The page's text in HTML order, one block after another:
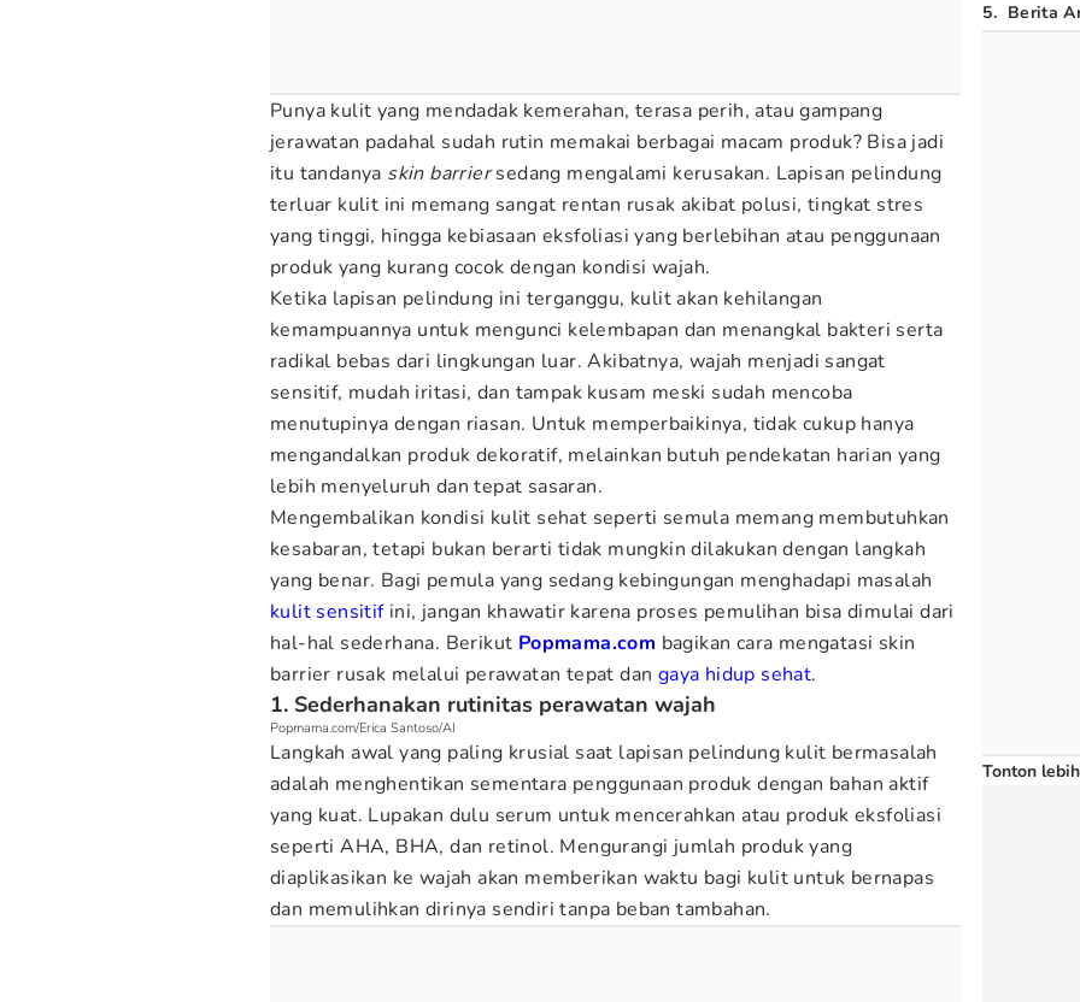
Punya kulit yang mendadak kemerahan, terasa perih, atau gampang
jerawatan padahal sudah rutin memakai berbagai macam produk? Bisa jadi
itu tandanya skin barriersedang mengalami kerusakan. Lapisan pelindung
terluar kulit ini memang sangat rentan rusak akibat polusi, tingkat stres
yang tinggi, hingga kebiasaan eksfoliasi yang berlebihan atau penggunaan
produk yang kurang cocok dengan kondisi wajah.
Ketika lapisan pelindung ini terganggu, kulit akan kehilangan
kemampuannya untuk mengunci kelembapan dan menangkal bakteri serta
radikal bebas dari lingkungan luar. Akibatnya, wajah menjadi sangat
sensitif, mudah iritasi, dan tampak kusam meski sudah mencoba
menutupinya dengan riasan. Untuk memperbaikinya, tidak cukup hanya
mengandalkan produk dekoratif, melainkan butuh pendekatan harian yang
lebih menyeluruh dan tepat sasaran.
Mengembalikan kondisi kulit sehat seperti semula memang membutuhkan
kesabaran, tetapi bukan berarti tidak mungkin dilakukan dengan langkah
yang benar. Bagi pemula yang sedang kebingungan menghadapi masalah
kulit sensitifini, jangan khawatir karena proses pemulihan bisa dimulai dari
hal-hal sederhana. Berikut Popmama.com bagikan cara mengatasi skin
barrier rusak melalui perawatan tepat dan gaya hidup sehat.
1. Sederhanakan rutinitas perawatan wajah
Popmama.com/Erica Santoso/AI
Langkah awal yang paling krusial saat lapisan pelindung kulit bermasalah
adalah menghentikan sementara penggunaan produk dengan bahan aktif
yang kuat. Lupakan dulu serum untuk mencerahkan atau produk eksfoliasi
seperti AHA, BHA, dan retinol. Mengurangi jumlah produk yang
diaplikasikan ke wajah akan memberikan waktu bagi kulit untuk bernapas
dan memulihkan dirinya sendiri tanpa beban tambahan.
5. Berita
Tonton